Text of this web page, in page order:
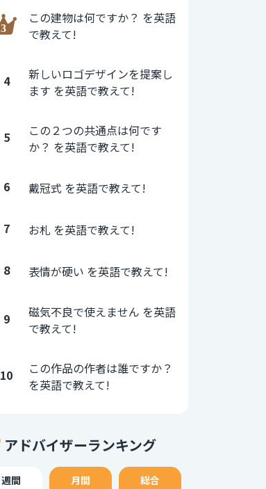
この建物は何ですか？ を英語
で教えて!
4
新しいロゴデザインを提案し
ます を英語で教えて!
5
この２つの共通点は何です
か？ を英語で教えて!
6 戴冠式 を英語で教えて!
7 お札 を英語で教えて!
8 表情が硬い を英語で教えて!
9
磁気不良で使えません を英語
で教えて!
10
この作品の作者は誰ですか？
を英語で教えて!
アドバイザーランキング
週間 月間 総合